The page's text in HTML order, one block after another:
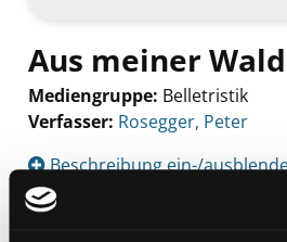
Aus meiner
Mediengruppe: Belletristik
Verfasser: Suche nach diesem
Rosegger, Peter
Beschreibung ein-/
Mehr Informationen ein-/